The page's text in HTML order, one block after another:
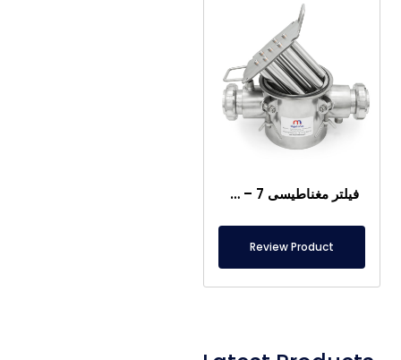
فیلتر مغناطیسی DN65 – 7 میله‌ای، با محفظه اضافی و ورودی آب گرم
Review Product